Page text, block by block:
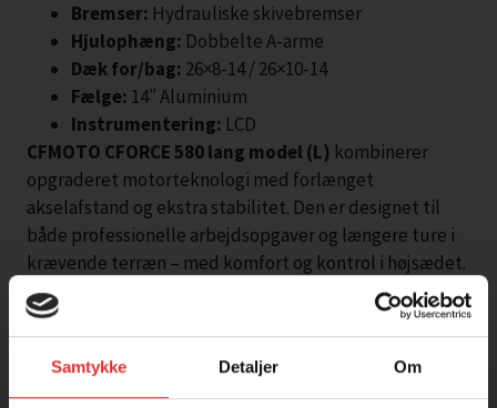
Samtykke Detaljer Om
Bremser: Hydrauliske skivebremser
Hjulophæng: Dobbelte A-arme
Dæk for/bag: 26×8-14 / 26×10-14
Fælge: 14″ Aluminium
Instrumentering: LCD
CFMOTO CFORCE 580 lang model (L) kombinerer
opgraderet motorteknologi med forlænget
akselafstand og ekstra stabilitet. Den er designet til
både professionelle arbejdsopgaver og længere ture i
krævende terræn – med komfort og kontrol i højsædet.
Den forbedrede
og51 Nm
drejningsmomentleverer kraftfuld og forudsigelig
performance. Den elektroniske gasregulering og